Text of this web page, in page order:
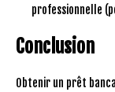
professionnelle
Conclusion
Obtenir un prêt